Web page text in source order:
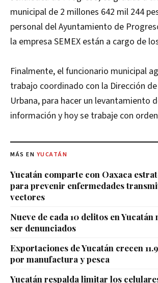
municipal de 2 millones 642 mil 244
personal del Ayuntamiento de
la empresa SEMEX están a cargo de
Finalmente, el funcionario municipal
trabajo coordinado con la Dirección
Urbana, para hacer un levantamiento
información y hoy se trabaje con
MÁS EN YUCATÁN
Yucatán comparte con Oaxaca
para prevenir enfermedades
vectores
Nueve de cada 10 delitos en Yucatán
ser denunciados
Exportaciones de Yucatán crecen
por manufactura y pesca
Yucatán respalda limitar los